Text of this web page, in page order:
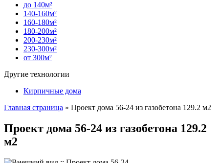
до 140м²
140-160м²
160-180м²
180-200м²
200-230м²
230-300м²
от 300м²
Другие технологии
Кирпичные дома
Главная страница » Проект дома 56-24 из газобетона 129.2 м2
Проект дома 56-24 из газобетона 129.2
м2